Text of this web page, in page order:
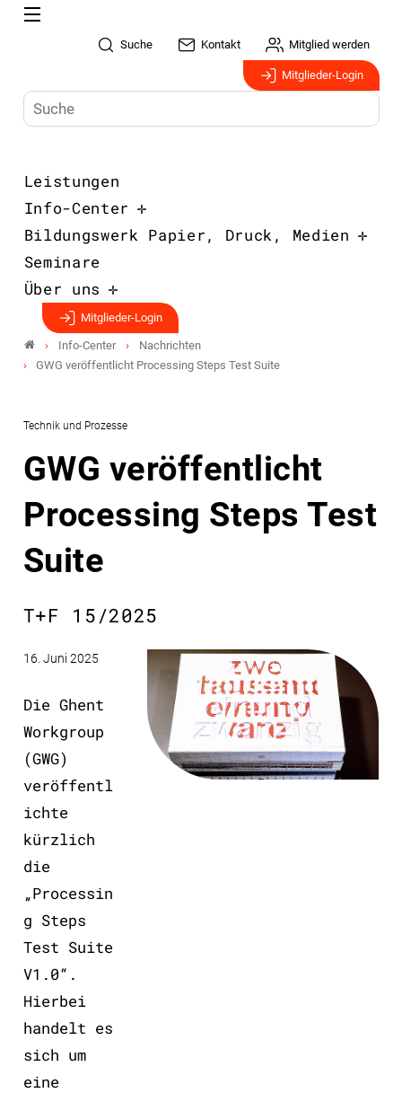
Suche Kontakt Mitglied werden
Mitglieder-Login
Leistungen
Info-Center
Bildungswerk Papier, Druck, Medien
Seminare
Über uns
Mitglieder-Login
Info-Center
Nachrichten
GWG veröffentlicht Processing Steps Test Suite
Technik und Prozesse
GWG veröffentlicht
Processing Steps Test
Suite
T+F 15/2025
16. Juni 2025
Die Ghent
Workgroup
(GWG)
veröffentl
ichte
kürzlich
die
„Processin
g Steps
Test Suite
V1.0“.
Hierbei
handelt es
sich um
eine